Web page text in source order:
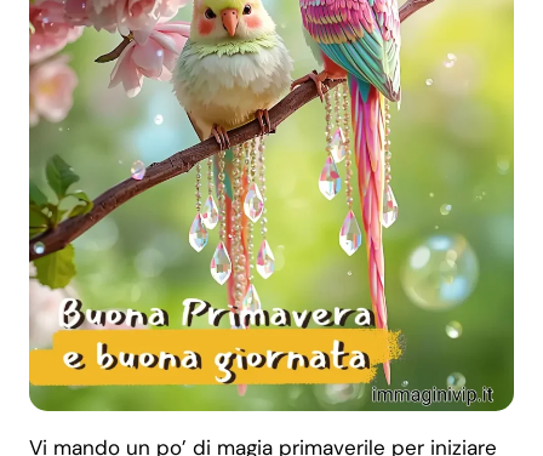
Vi mando un po’ di magia primaverile per iniziare